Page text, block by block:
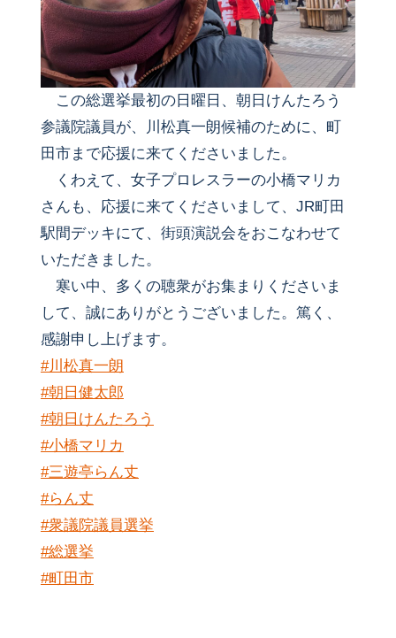
この総選挙最初の日曜日、朝日けんたろう
参議院議員が、川松真一朗候補のために、町
田市まで応援に来てくださいました。
くわえて、女子プロレスラーの小橋マリカ
さんも、応援に来てくださいまして、JR町田
駅間デッキにて、街頭演説会をおこなわせて
いただきました。
寒い中、多くの聴衆がお集まりくださいま
して、誠にありがとうございました。篤く、
感謝申し上げます。
#川松真一朗
#朝日健太郎
#朝日けんたろう
#小橋マリカ
#三遊亭らん丈
#らん丈
#衆議院議員選挙
#総選挙
#町田市